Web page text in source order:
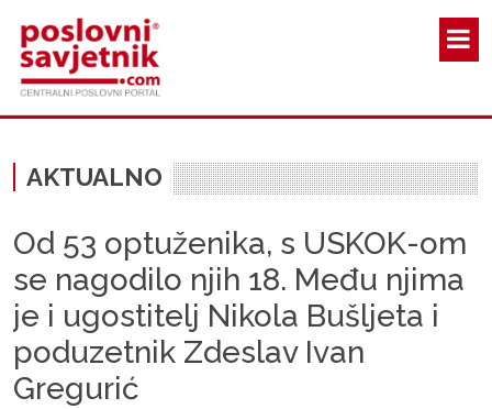
AKTUALNO
Od 53 optuženika, s USKOK-om
se nagodilo njih 18. Među njima
je i ugostitelj Nikola Bušljeta i
poduzetnik Zdeslav Ivan
Gregurić